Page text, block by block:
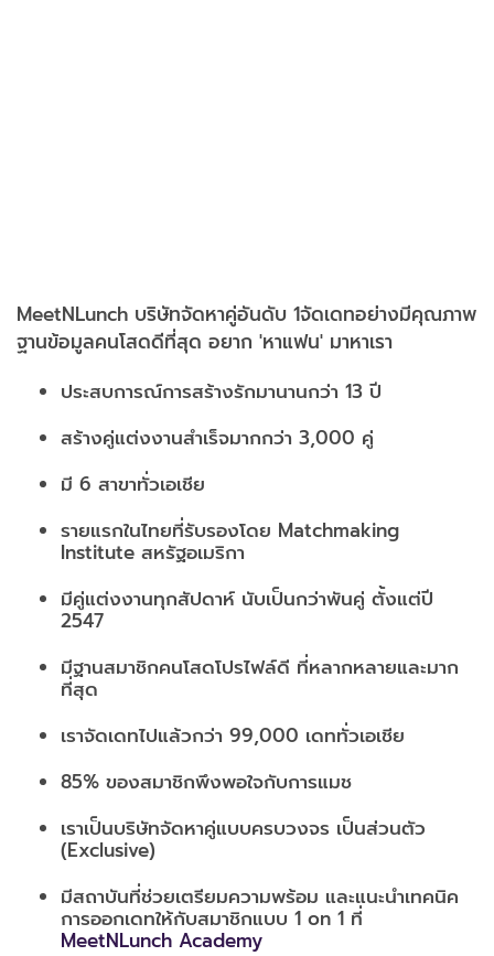
MeetNLunch บริษัทจัดหาคู่อันดับ 1จัดเดทอย่างมีคุณภาพ
ฐานข้อมูลคนโสดดีที่สุด อยาก 'หาแฟน' มาหาเรา
ประสบการณ์การสร้างรักมานานกว่า 13 ปี
สร้างคู่แต่งงานสำเร็จมากกว่า 3,000 คู่
มี 6 สาขาทั่วเอเชีย
รายแรกในไทยที่รับรองโดย Matchmaking
Institute สหรัฐอเมริกา
มีคู่แต่งงานทุกสัปดาห์ นับเป็นกว่าพันคู่ ตั้งแต่ปี
2547
มีฐานสมาชิกคนโสดโปรไฟล์ดี ที่หลากหลายและมาก
ที่สุด
เราจัดเดทไปแล้วกว่า 99,000 เดททั่วเอเชีย
85% ของสมาชิกพึงพอใจกับการแมช
เราเป็นบริษัทจัดหาคู่แบบครบวงจร เป็นส่วนตัว
(Exclusive)
มีสถาบันที่ช่วยเตรียมความพร้อม และแนะนำเทคนิค
การออกเดทให้กับสมาชิกแบบ 1 on 1 ที่
MeetNLunch Academy